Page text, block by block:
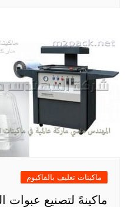
ماكينات تغليف بالفاكيوم
ماكينهً لتصنيع عبوات